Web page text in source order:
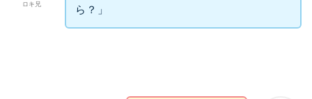
ロキ兄
ら？」